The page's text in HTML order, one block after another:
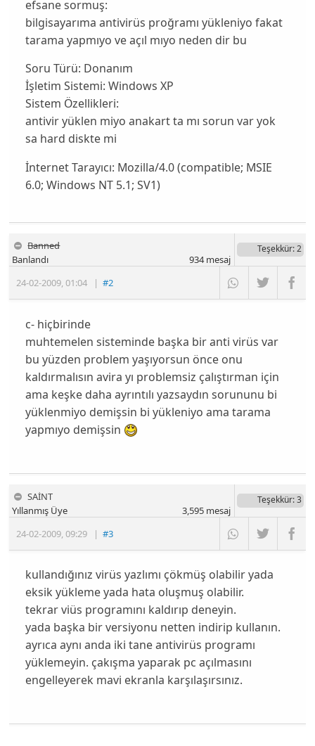
efsane sormuş:
bilgisayarıma antivirüs proğramı yükleniyo fakat
tarama yapmıyo ve açıl mıyo neden dir bu
Soru Türü: Donanım
İşletim Sistemi: Windows XP
Sistem Özellikleri:
antivir yüklen miyo anakart ta mı sorun var yok
sa hard diskte mi
İnternet Tarayıcı: Mozilla/4.0 (compatible; MSIE
6.0; Windows NT 5.1; SV1)
Banned
24-02-2009,01:04 |#2
Banlandı
Teşekkür: 2
934mesaj
c- hiçbirinde
muhtemelen sisteminde başka bir anti virüs var
bu yüzden problem yaşıyorsun önce onu
kaldırmalısın avira yı problemsiz çalıştırman için
ama keşke daha ayrıntılı yazsaydın sorununu bi
yüklenmiyo demişsin bi yükleniyo ama tarama
yapmıyo demişsin
SAİNT
24-02-2009,09:29 |#3
Yıllanmış Üye
Teşekkür: 3
3,595mesaj
kullandığınız virüs yazlımı çökmüş olabilir yada
eksik yükleme yada hata oluşmuş olabilir.
tekrar viüs programını kaldırıp deneyin.
yada başka bir versiyonu netten indirip kullanın.
ayrıca aynı anda iki tane antivirüs programı
yüklemeyin. çakışma yaparak pc açılmasını
engelleyerek mavi ekranla karşılaşırsınız.